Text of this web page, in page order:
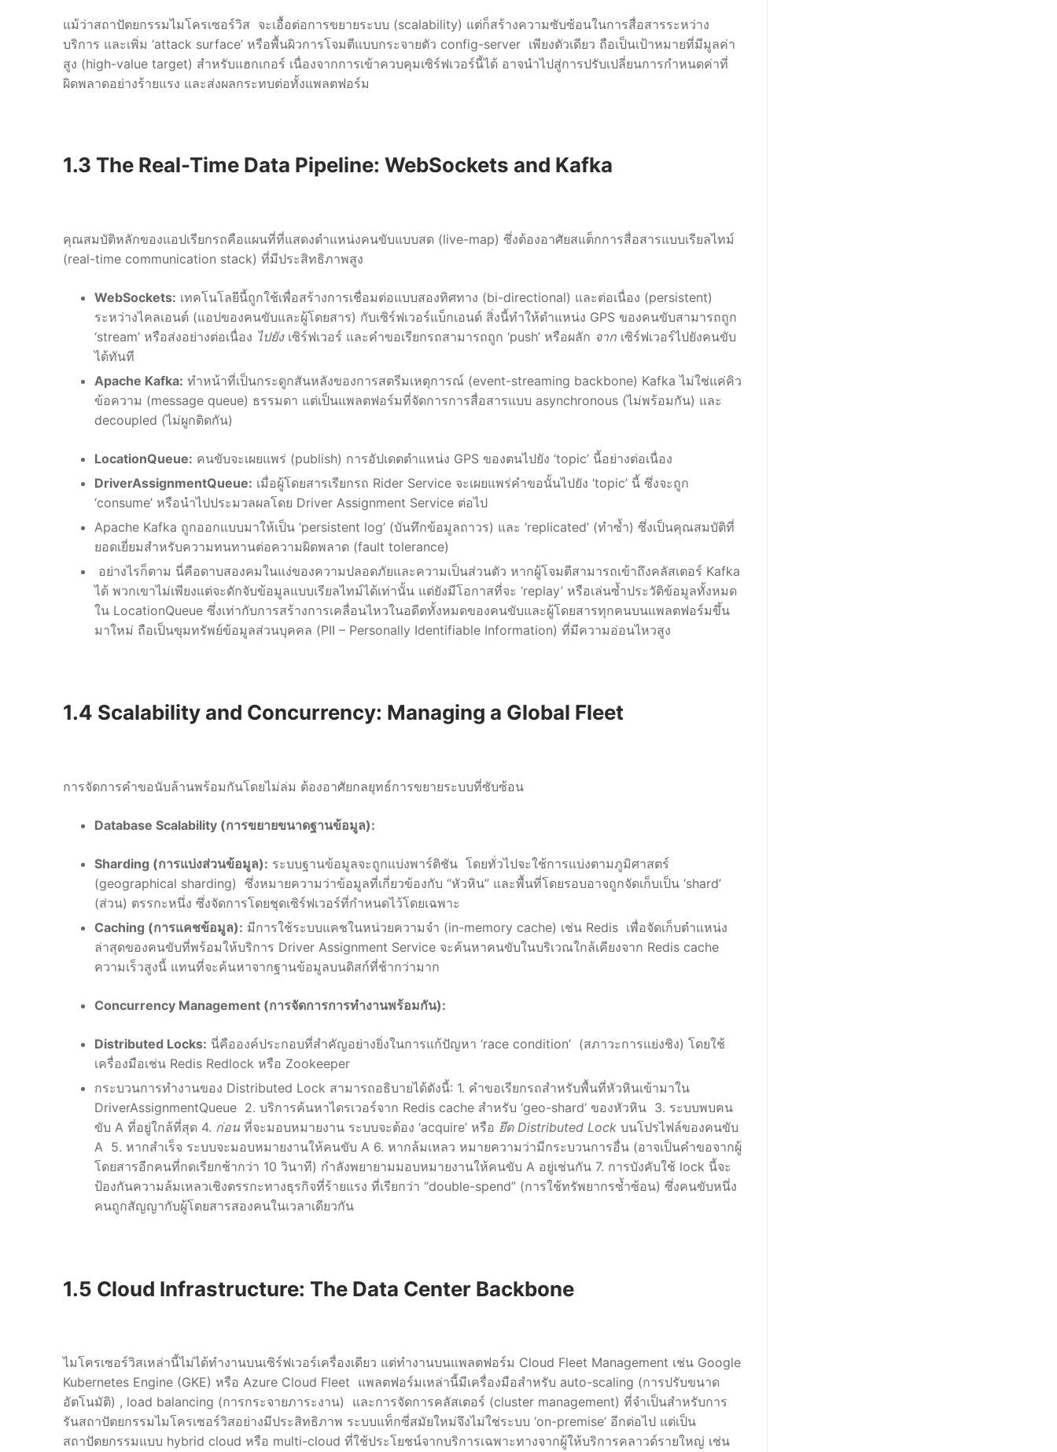
แม้ว่าสถาปัตยกรรมไมโครเซอร์วิส จะเอื้อต่อการขยายระบบ (scalability) แต่ก็สร้างความซับซ้อนในการสื่อสารระหว่าง
บริการ และเพิ่ม ‘attack surface’ หรือพื้นผิวการโจมตีแบบกระจายตัว config-server เพียงตัวเดียว ถือเป็นเป้าหมายที่มีมูลค่า
สูง (high-value target) สำหรับแฮกเกอร์ เนื่องจากการเข้าควบคุมเซิร์ฟเวอร์นี้ได้ อาจนำไปสู่การปรับเปลี่ยนการกำหนดค่าที่
ผิดพลาดอย่างร้ายแรง และส่งผลกระทบต่อทั้งแพลตฟอร์ม
1.3 The Real-Time Data Pipeline: WebSockets and Kafka
คุณสมบัติหลักของแอปเรียกรถคือแผนที่ที่แสดงตำแหน่งคนขับแบบสด (live-map) ซึ่งต้องอาศัยสแต็กการสื่อสารแบบเรียลไทม์
(real-time communication stack) ที่มีประสิทธิภาพสูง
WebSockets: เทคโนโลยีนี้ถูกใช้เพื่อสร้างการเชื่อมต่อแบบสองทิศทาง (bi-directional) และต่อเนื่อง (persistent)
ระหว่างไคลเอนต์ (แอปของคนขับและผู้โดยสาร) กับเซิร์ฟเวอร์แบ็กเอนด์ สิ่งนี้ทำให้ตำแหน่ง GPS ของคนขับสามารถถูก
‘stream’ หรือส่งอย่างต่อเนื่อง ไปยังเซิร์ฟเวอร์ และคำขอเรียกรถสามารถถูก ‘push’ หรือผลัก จาก เซิร์ฟเวอร์ไปยังคนขับ
ได้ทันที
Apache Kafka: ทำหน้าที่เป็นกระดูกสันหลังของการสตรีมเหตุการณ์ (event-streaming backbone) Kafka ไม่ใช่แค่คิว
ข้อความ (message queue) ธรรมดา แต่เป็นแพลตฟอร์มที่จัดการการสื่อสารแบบ asynchronous (ไม่พร้อมกัน) และ
decoupled (ไม่ผูกติดกัน)
LocationQueue: คนขับจะเผยแพร่ (publish) การอัปเดตตำแหน่ง GPS ของตนไปยัง ‘topic’ นี้อย่างต่อเนื่อง
DriverAssignmentQueue: เมื่อผู้โดยสารเรียกรถ Rider Service จะเผยแพร่คำขอนั้นไปยัง ‘topic’ นี้ ซึ่งจะถูก
‘consume’ หรือนำไปประมวลผลโดย Driver Assignment Service ต่อไป
Apache Kafka ถูกออกแบบมาให้เป็น ‘persistent log’ (บันทึกข้อมูลถาวร) และ ‘replicated’ (ทำซ้ำ) ซึ่งเป็นคุณสมบัติที่
ยอดเยี่ยมสำหรับความทนทานต่อความผิดพลาด (fault tolerance)
อย่างไรก็ตาม นี่คือดาบสองคมในแง่ของความปลอดภัยและความเป็นส่วนตัว หากผู้โจมตีสามารถเข้าถึงคลัสเตอร์ Kafka
ได้ พวกเขาไม่เพียงแต่จะดักจับข้อมูลแบบเรียลไทม์ได้เท่านั้น แต่ยังมีโอกาสที่จะ ‘replay’ หรือเล่นซ้ำประวัติข้อมูลทั้งหมด
ใน LocationQueue ซึ่งเท่ากับการสร้างการเคลื่อนไหวในอดีตทั้งหมดของคนขับและผู้โดยสารทุกคนบนแพลตฟอร์มขึ้น
มาใหม่ ถือเป็นขุมทรัพย์ข้อมูลส่วนบุคคล (PII – Personally Identifiable Information) ที่มีความอ่อนไหวสูง
1.4 Scalability and Concurrency: Managing a Global Fleet
การจัดการคำขอนับล้านพร้อมกันโดยไม่ล่ม ต้องอาศัยกลยุทธ์การขยายระบบที่ซับซ้อน
Database Scalability (การขยายขนาดฐานข้อมูล):
Sharding (การแบ่งส่วนข้อมูล): ระบบฐานข้อมูลจะถูกแบ่งพาร์ติชัน โดยทั่วไปจะใช้การแบ่งตามภูมิศาสตร์
(geographical sharding) ซึ่งหมายความว่าข้อมูลที่เกี่ยวข้องกับ “หัวหิน” และพื้นที่โดยรอบอาจถูกจัดเก็บเป็น ‘shard’
(ส่วน) ตรรกะหนึ่ง ซึ่งจัดการโดยชุดเซิร์ฟเวอร์ที่กำหนดไว้โดยเฉพาะ
Caching (การแคชข้อมูล): มีการใช้ระบบแคชในหน่วยความจำ (in-memory cache) เช่น Redis เพื่อจัดเก็บตำแหน่ง
ล่าสุดของคนขับที่พร้อมให้บริการ Driver Assignment Service จะค้นหาคนขับในบริเวณใกล้เคียงจาก Redis cache
ความเร็วสูงนี้ แทนที่จะค้นหาจากฐานข้อมูลบนดิสก์ที่ช้ากว่ามาก
Concurrency Management (การจัดการการทำงานพร้อมกัน):
Distributed Locks: นี่คือองค์ประกอบที่สำคัญอย่างยิ่งในการแก้ปัญหา ‘race condition’ (สภาวะการแย่งชิง) โดยใช้
เครื่องมือเช่น Redis Redlock หรือ Zookeeper
กระบวนการทำงานของ Distributed Lock สามารถอธิบายได้ดังนี้: 1. คำขอเรียกรถสำหรับพื้นที่หัวหินเข้ามาใน
DriverAssignmentQueue 2. บริการค้นหาไดรเวอร์จาก Redis cache สำหรับ ‘geo-shard’ ของหัวหิน 3. ระบบพบคน
ขับ A ที่อยู่ใกล้ที่สุด 4. ก่อน ที่จะมอบหมายงาน ระบบจะต้อง ‘acquire’ หรือ ยึด Distributed Lock บนโปรไฟล์ของคนขับ
A 5. หากสำเร็จ ระบบจะมอบหมายงานให้คนขับ A 6. หากล้มเหลว หมายความว่ามีกระบวนการอื่น (อาจเป็นคำขอจากผู้
โดยสารอีกคนที่กดเรียกช้ากว่า 10 วินาที) กำลังพยายามมอบหมายงานให้คนขับ A อยู่เช่นกัน 7. การบังคับใช้ lock นี้จะ
ป้องกันความล้มเหลวเชิงตรรกะทางธุรกิจที่ร้ายแรง ที่เรียกว่า “double-spend” (การใช้ทรัพยากรซ้ำซ้อน) ซึ่งคนขับหนึ่ง
คนถูกสัญญากับผู้โดยสารสองคนในเวลาเดียวกัน
1.5 Cloud Infrastructure: The Data Center Backbone
ไมโครเซอร์วิสเหล่านี้ไม่ได้ทำงานบนเซิร์ฟเวอร์เครื่องเดียว แต่ทำงานบนแพลตฟอร์ม Cloud Fleet Management เช่น Google
Kubernetes Engine (GKE) หรือ Azure Cloud Fleet แพลตฟอร์มเหล่านี้มีเครื่องมือสำหรับ auto-scaling (การปรับขนาด
อัตโนมัติ) , load balancing (การกระจายภาระงาน) และการจัดการคลัสเตอร์ (cluster management) ที่จำเป็นสำหรับการ
รันสถาปัตยกรรมไมโครเซอร์วิสอย่างมีประสิทธิภาพ ระบบแท็กซี่สมัยใหม่จึงไม่ใช่ระบบ ‘on-premise’ อีกต่อไป แต่เป็น
สถาปัตยกรรมแบบ hybrid cloud หรือ multi-cloud ที่ใช้ประโยชน์จากบริการเฉพาะทางจากผู้ให้บริการคลาวด์รายใหญ่ เช่น